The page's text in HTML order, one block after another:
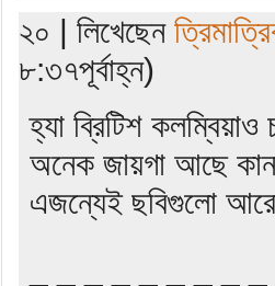
২০ | লিখেছেন
৮:৩৭পূর্বাহ্ন)
হ্যা ব্রিটিশ
অনেক জায়গা আছে
এজন্যেই ছবিগুলো